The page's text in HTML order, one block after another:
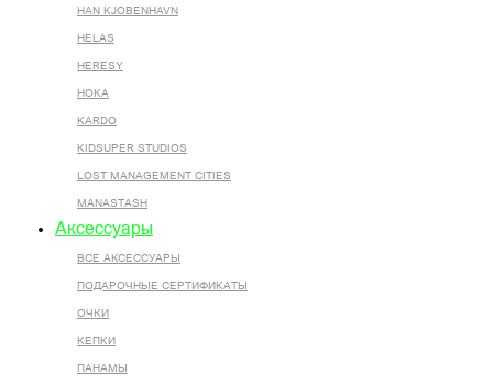
HAN KJOBENHAVN
HELAS
HERESY
HOKA
KARDO
KIDSUPER STUDIOS
LOST MANAGEMENT CITIES
MANASTASH
Аксессуары
ВСЕ AКСЕССУАРЫ
ПОДАРОЧНЫЕ СЕРТИФИКАТЫ
ОЧКИ
КЕПКИ
ПАНАМЫ